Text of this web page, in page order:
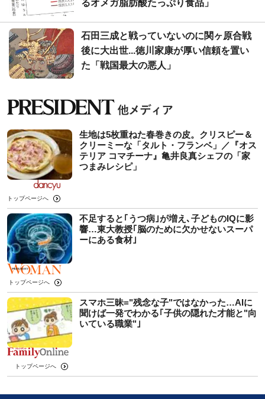
るオメガ脂肪酸たっぷり食品」
石田三成と戦っていないのに関ヶ原合戦
後に大出世...徳川家康が厚い信頼を置い
た「戦国最大の悪人」
生地は5枚重ねた春巻きの皮。クリスピー＆
クリーミーな「タルト・フランベ」／『オス
テリア コマチーナ』亀井良真シェフの「家
つまみレシピ」
トップページへ
不足すると｢うつ病｣が増え､子どものIQに影
響…東大教授｢脳のために欠かせないスーパ
ーにある食材｣
トップページへ
スマホ三昧="残念な子"ではなかった…AIに
聞けば一発でわかる｢子供の隠れた才能と"向
いている職業"｣
トップページへ